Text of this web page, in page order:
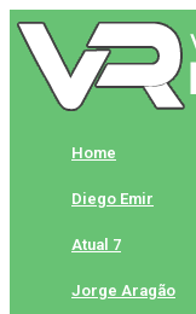
Skip
to
content
Home
Diego Emir
Atual 7
Jorge Aragão